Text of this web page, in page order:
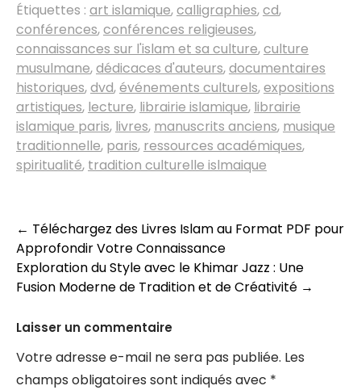
Étiquettes : art islamique,calligraphies,cd,
conférences,conférences religieuses,
connaissances sur l'islam et sa culture,culture
musulmane,dédicaces d'auteurs,documentaires
historiques,dvd,événements culturels,expositions
artistiques, lecture, librairie islamique, librairie
islamique paris, livres, manuscrits anciens, musique
traditionnelle, paris, ressources académiques,
spiritualité, tradition culturelle islmaique
Navigation
des
articles
← Téléchargez des Livres Islam au Format PDF pour
Approfondir Votre Connaissance
Exploration du Style avec le Khimar Jazz : Une
Fusion Moderne de Tradition et de Créativité →
Laisser un commentaire
Votre adresse e-mail ne sera pas publiée. Les
champs obligatoires sont indiqués avec *